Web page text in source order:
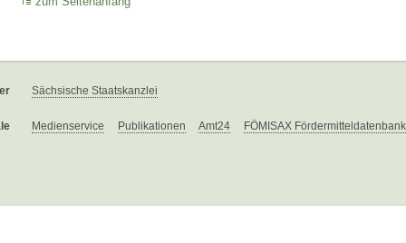
Sächsische Staatskanzlei
Medienservice Publikationen Amt24 FÖMISAX Fördermitteldatenbank